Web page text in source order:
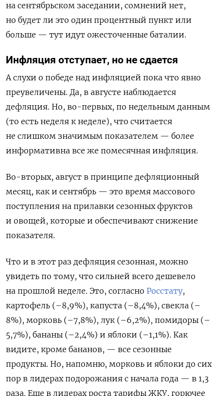
на сентябрьском заседании, сомнений нет,
но будет ли это один процентный пункт или
больше — тут идут ожесточенные баталии.
Инфляция отступает, но не сдается
А слухи о победе над инфляцией пока что явно
преувеличены. Да, в августе наблюдается
дефляция. Но, во-первых, по недельным данным
(то есть неделя к неделе), что считается
не слишком значимым показателем — более
информативна все же помесячная инфляция.
Во-вторых, август в принципе дефляционный
месяц, как и сентябрь — это время массового
поступления на прилавки сезонных фруктов
и овощей, которые и обеспечивают снижение
показателя.
Что и в этот раз дефляция сезонная, можно
увидеть по тому, что сильней всего дешевело
на прошлой неделе. Это, согласно Росстату,
картофель (–8,9%), капуста (–8,4%), свекла (–
8%), морковь (–7,8%), лук (–6,2%), помидоры (–
5,7%), бананы (–2,4%) и яблоки (–1,1%). Как
видите, кроме бананов, — все сезонные
продукты. Но, напомню, морковь и яблоки до сих
пор в лидерах подорожания с начала года — в 1,3
раза. Еще в лидерах роста тарифы ЖКУ, горючее